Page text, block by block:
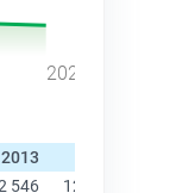
2024
2013